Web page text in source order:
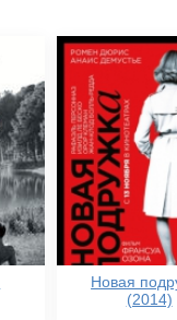
Новая
(2014)